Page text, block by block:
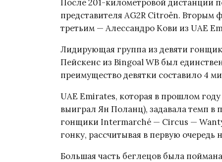
После 201-километровой дистанции
представителя AG2R Citroën. Вторым
третьим — Алессандро Кови из UAE
Лидирующая группа из девяти
Пейскенс из Bingoal WB был
преимущество девятки составило 4
UAE Emirates, которая в прошлом
выиграл Ян Поланц), задавала темп
гонщики Intermarché — Circus —
гонку, рассчитывая в первую
Большая часть беглецов была